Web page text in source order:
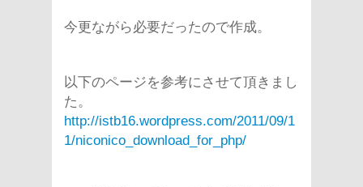
今更ながら必要だったので作成。
以下のページを参考にさせて頂きまし
た。
http://istb16.wordpress.com/2011/09/1
1/niconico_download_for_php/